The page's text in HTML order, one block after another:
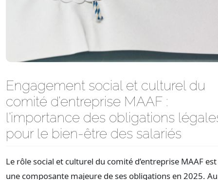
Engagement social et culturel du
comité d’entreprise MAAF :
l’importance des obligations
pour le bien-être des salariés
Le rôle social et culturel du comité d’entreprise MAAF est
une composante majeure de ses obligations en 2025. Au